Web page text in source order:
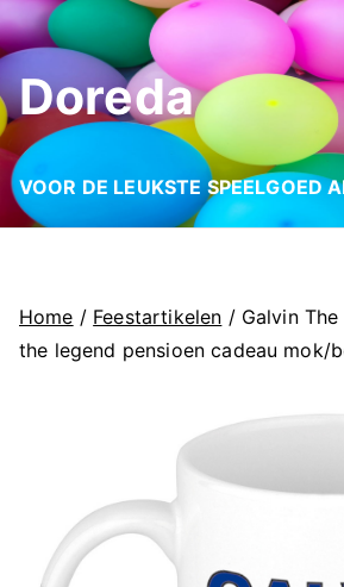
Ga
naar
de
inhoud
Doreda
VOOR DE LEUKSTE SPEELGOED
Home / Feestartikelen / Galvin
the legend pensioen cadeau mok/